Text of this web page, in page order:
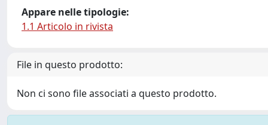
Appare nelle tipologie:
1.1 Articolo in rivista
File in questo prodotto:
Non ci sono file associati a questo prodotto.